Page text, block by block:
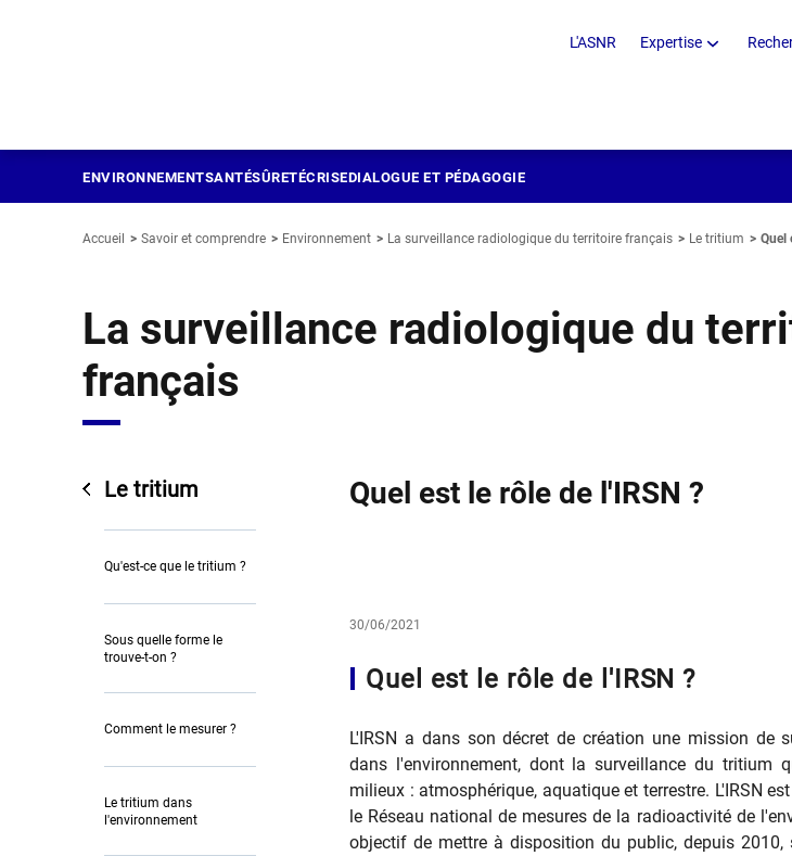
L'ASNR Expertise
ENVIRONNEMENTSANTÉSÛRETÉCRISEDIALOGUE ET PÉDAGOGIE
Accueil Savoir et comprendre Environnement La surveillance radiologique du territoire français Le tritium Quel
La surveillance radiologique du
français
Le tritium
Qu'est-ce que le tritium ?
Sous quelle forme le
trouve-t-on ?
Comment le mesurer ?
Le tritium dans
l'environnement
Quel est le rôle de l'IRSN ?
30/06/2021
​​​Quel est le rôle de l'IRSN ?
L'IRSN a dans son décret de création une mission de
dans l'environnement, dont la surveillance du tritium
milieux : atmosphérique, aquatique et terrestre. L'IRSN
le Réseau national de mesures de la radioactivité de
objectif de mettre à disposition du public, depuis 2010,